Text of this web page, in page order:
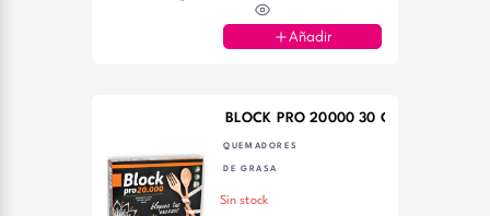
Añadir
BLOCK PRO 20000 30 CAPS
QUEMADORES
DE GRASA
Sin stock